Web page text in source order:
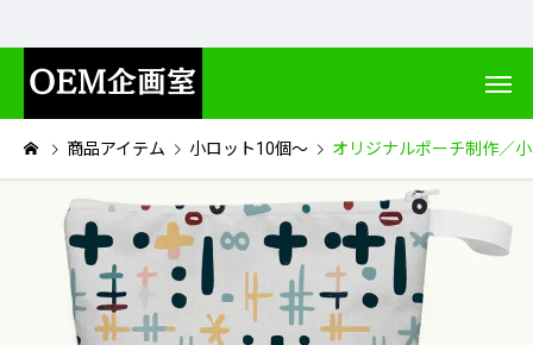
商品アイテム 小ロット10個～ オリジナルポーチ制作／